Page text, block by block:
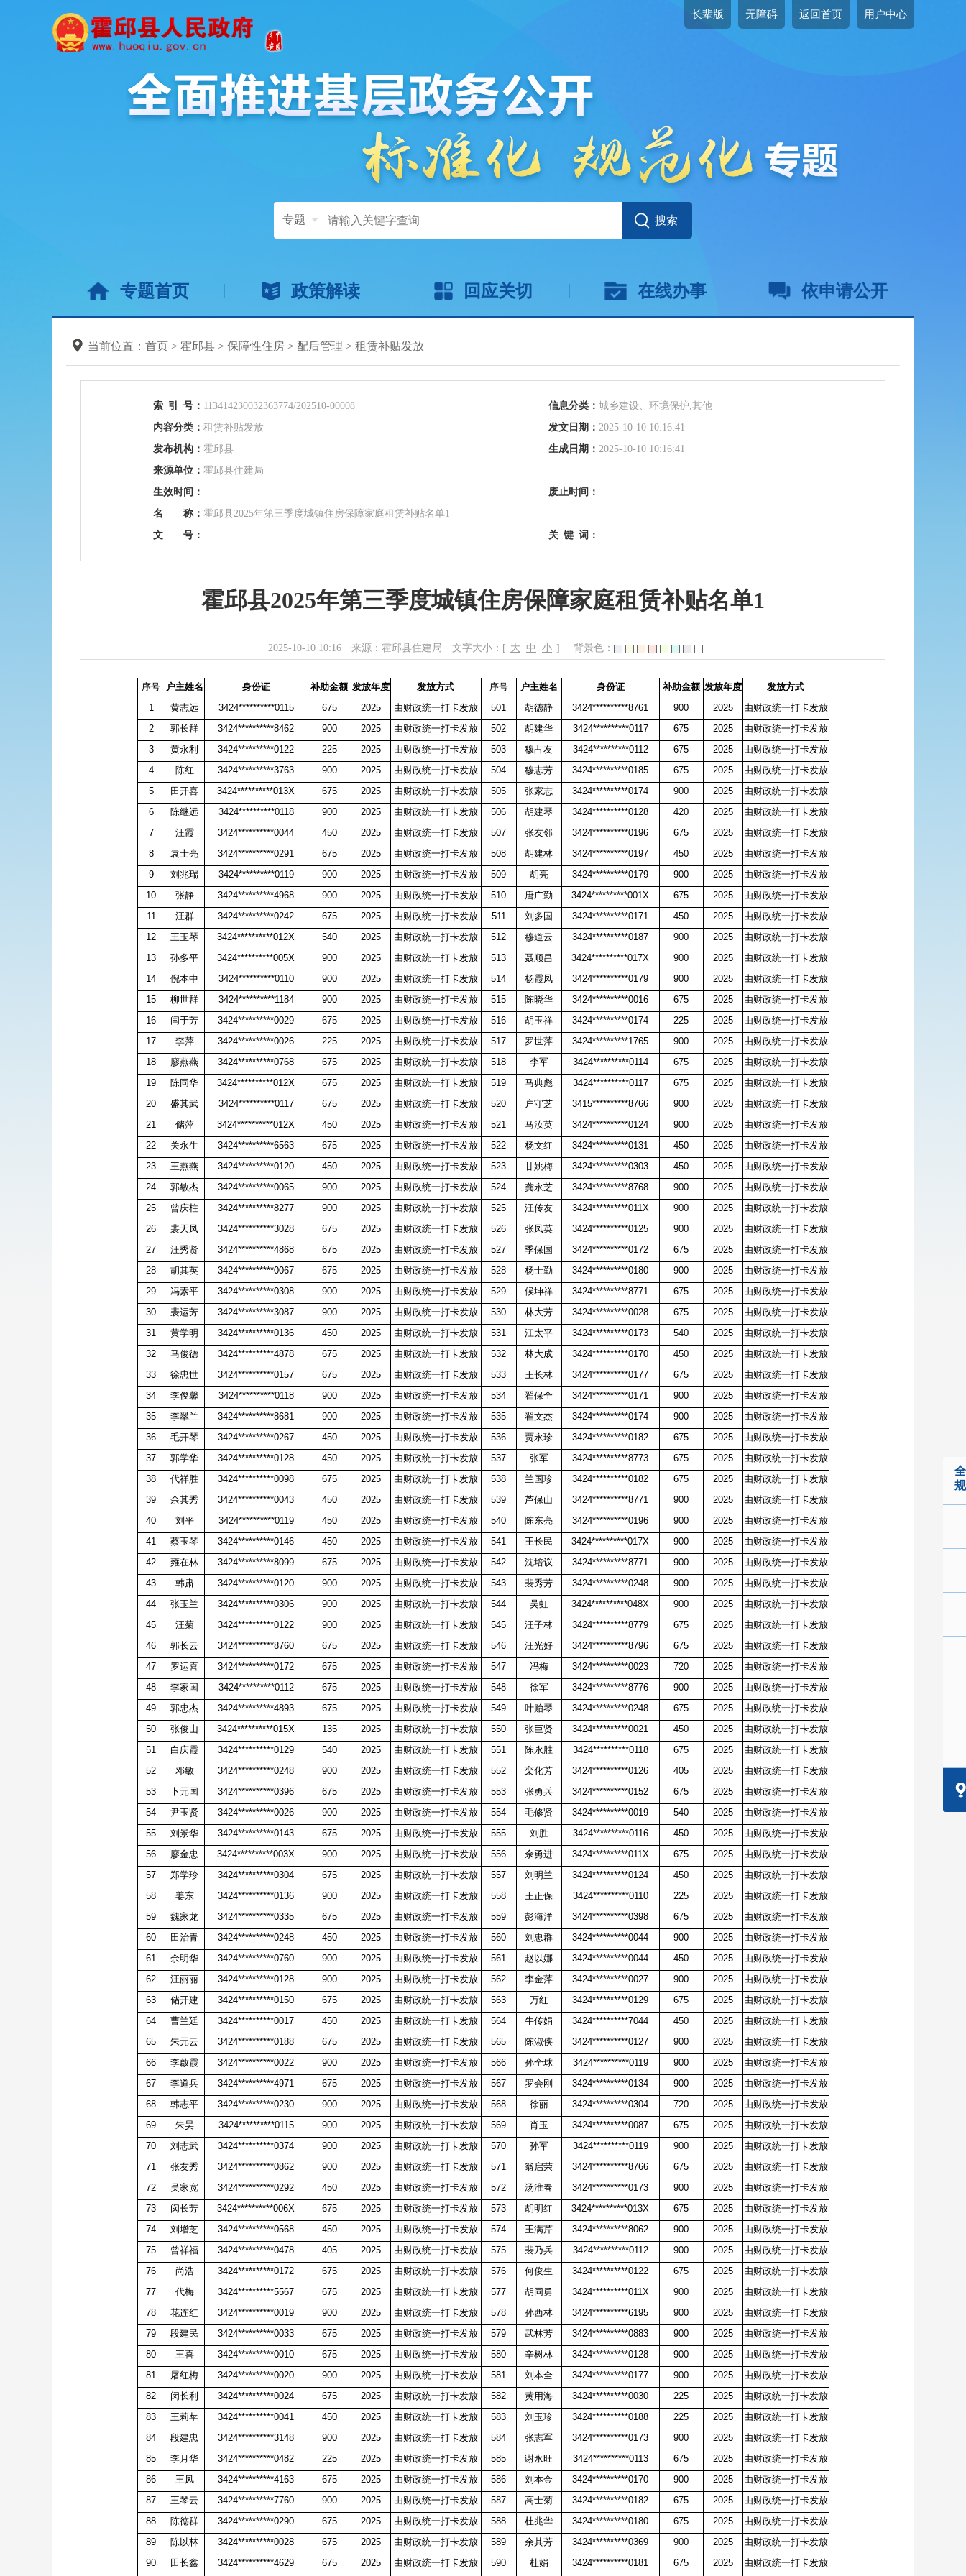
长辈版 无障碍 返回首页 用户中心
专题
专题首页 政策解读 回应关切 在线办事 依申请公开
当前位置： 首页 > 霍邱县 > 保障性住房 > 配后管理 > 租赁补贴发放
索 引 号： 113414230032363774/202510-00008 信息分类： 城乡建设、环境保护,其他
内容分类： 租赁补贴发放 发文日期： 2025-10-10 10:16:41
发布机构： 霍邱县 生成日期： 2025-10-10 10:16:41
来源单位： 霍邱县住建局
生效时间：
废止时间：
名 称： 霍邱县2025年第三季度城镇住房保障家庭租赁补贴名单1
文 号：
关 键 词：
霍邱县2025年第三季度城镇住房保障家庭租赁补贴名单1
2025-10-10 10:16 来源：霍邱县住建局 文字大小：[ 大 中 小 ] 背景色：
序号 户主姓名 身份证 补助金额 发放年度 发放方式 序号 户主姓名 身份证 补助金额 发放年度
发放方式
1
黄志远 3424**********0115 675 2025 由财政统一打卡发放 501 胡德静 3424**********8761 900 2025
由财政统一打卡发放
2
郭长群 3424**********8462 900 2025 由财政统一打卡发放 502 胡建华 3424**********0117 675 2025
由财政统一打卡发放
3
黄永利 3424**********0122 225 2025 由财政统一打卡发放 503 穆占友 3424**********0112 675 2025
由财政统一打卡发放
4
陈红 3424**********3763 900 2025 由财政统一打卡发放 504 穆志芳 3424**********0185 675 2025
由财政统一打卡发放
5
田开喜 3424**********013X 675 2025 由财政统一打卡发放 505 张家志 3424**********0174 900 2025
由财政统一打卡发放
6
陈继远 3424**********0118 900 2025 由财政统一打卡发放 506 胡建琴 3424**********0128 420 2025
由财政统一打卡发放
7
汪霞 3424**********0044 450 2025 由财政统一打卡发放 507 张友邻 3424**********0196 675 2025
由财政统一打卡发放
8
袁士亮 3424**********0291 675 2025 由财政统一打卡发放 508 胡建林 3424**********0197 450 2025
由财政统一打卡发放
9
刘兆瑞 3424**********0119 900 2025 由财政统一打卡发放 509 胡亮 3424**********0179 900 2025
由财政统一打卡发放
10
张静 3424**********4968 900 2025 由财政统一打卡发放 510 唐广勤 3424**********001X 675 2025
由财政统一打卡发放
11
汪群 3424**********0242 675 2025 由财政统一打卡发放 511 刘多国 3424**********0171 450 2025
由财政统一打卡发放
12
王玉琴 3424**********012X 540 2025 由财政统一打卡发放 512 穆道云 3424**********0187 900 2025
由财政统一打卡发放
13
孙多平 3424**********005X 900 2025 由财政统一打卡发放 513 聂顺昌 3424**********017X 900 2025
由财政统一打卡发放
14
倪本中 3424**********0110 900 2025 由财政统一打卡发放 514 杨霞凤 3424**********0179 900 2025
由财政统一打卡发放
15
柳世群 3424**********1184 900 2025 由财政统一打卡发放 515 陈晓华 3424**********0016 675 2025
由财政统一打卡发放
16
闫于芳 3424**********0029 675 2025 由财政统一打卡发放 516 胡玉祥 3424**********0174 225 2025
由财政统一打卡发放
17
李萍 3424**********0026 225 2025 由财政统一打卡发放 517 罗世萍 3424**********1765 900 2025
由财政统一打卡发放
18
廖燕燕 3424**********0768 675 2025 由财政统一打卡发放 518 李军 3424**********0114 675 2025
由财政统一打卡发放
19
陈同华 3424**********012X 675 2025 由财政统一打卡发放 519 马典彪 3424**********0117 675 2025
由财政统一打卡发放
20
盛其武 3424**********0117 675 2025 由财政统一打卡发放 520 户守芝 3415**********8766 900 2025
由财政统一打卡发放
21
储萍 3424**********012X 450 2025 由财政统一打卡发放 521 马汝英 3424**********0124 900 2025
由财政统一打卡发放
22
关永生 3424**********6563 675 2025 由财政统一打卡发放 522 杨文红 3424**********0131 450 2025
由财政统一打卡发放
23
王燕燕 3424**********0120 450 2025 由财政统一打卡发放 523 甘姚梅 3424**********0303 450 2025
由财政统一打卡发放
24
郭敏杰 3424**********0065 900 2025 由财政统一打卡发放 524 龚永芝 3424**********8768 900 2025
由财政统一打卡发放
25
曾庆柱 3424**********8277 900 2025 由财政统一打卡发放 525 汪传友 3424**********011X 900 2025
由财政统一打卡发放
26
裴天凤 3424**********3028 675 2025 由财政统一打卡发放 526 张凤英 3424**********0125 900 2025
由财政统一打卡发放
27
汪秀贤 3424**********4868 675 2025 由财政统一打卡发放 527 季保国 3424**********0172 675 2025
由财政统一打卡发放
28
胡其英 3424**********0067 675 2025 由财政统一打卡发放 528 杨士勤 3424**********0180 900 2025
由财政统一打卡发放
29
冯素平 3424**********0308 900 2025 由财政统一打卡发放 529 候坤祥 3424**********8771 675 2025
由财政统一打卡发放
30
裴运芳 3424**********3087 900 2025 由财政统一打卡发放 530 林大芳 3424**********0028 675 2025
由财政统一打卡发放
31
黄学明 3424**********0136 450 2025 由财政统一打卡发放 531 江太平 3424**********0173 540 2025
由财政统一打卡发放
32
马俊德 3424**********4878 675 2025 由财政统一打卡发放 532 林大成 3424**********0170 450 2025
由财政统一打卡发放
33
徐忠世 3424**********0157 675 2025 由财政统一打卡发放 533 王长林 3424**********0177 675 2025
由财政统一打卡发放
34
李俊馨 3424**********0118 900 2025 由财政统一打卡发放 534 翟保全 3424**********0171 900 2025
由财政统一打卡发放
35
李翠兰 3424**********8681 900 2025 由财政统一打卡发放 535 翟文杰 3424**********0174 900 2025
由财政统一打卡发放
36
毛开琴 3424**********0267 450 2025 由财政统一打卡发放 536 贾永珍 3424**********0182 675 2025
由财政统一打卡发放
37
郭学华 3424**********0128 450 2025 由财政统一打卡发放 537 张军 3424**********8773 675 2025
由财政统一打卡发放
38
代祥胜 3424**********0098 675 2025 由财政统一打卡发放 538 兰国珍 3424**********0182 675 2025
由财政统一打卡发放
39
余其秀 3424**********0043 450 2025 由财政统一打卡发放 539 芦保山 3424**********8771 900 2025
由财政统一打卡发放
40
刘平 3424**********0119 450 2025 由财政统一打卡发放 540 陈东亮 3424**********0196 900 2025
由财政统一打卡发放
41
蔡玉琴 3424**********0146 450 2025 由财政统一打卡发放 541 王长民 3424**********017X 900 2025
由财政统一打卡发放
42
雍在林 3424**********8099 675 2025 由财政统一打卡发放 542 沈培议 3424**********8771 900 2025
由财政统一打卡发放
43
韩肃 3424**********0120 900 2025 由财政统一打卡发放 543 裴秀芳 3424**********0248 900 2025
由财政统一打卡发放
44
张玉兰 3424**********0306 900 2025 由财政统一打卡发放 544 吴虹 3424**********048X 900 2025
由财政统一打卡发放
45
汪菊 3424**********0122 900 2025 由财政统一打卡发放 545 汪子林 3424**********8779 675 2025
由财政统一打卡发放
46
郭长云 3424**********8760 675 2025 由财政统一打卡发放 546 汪光好 3424**********8796 675 2025
由财政统一打卡发放
47
罗运喜 3424**********0172 675 2025 由财政统一打卡发放 547 冯梅 3424**********0023 720 2025
由财政统一打卡发放
48
李家国 3424**********0112 675 2025 由财政统一打卡发放 548 徐军 3424**********8776 900 2025
由财政统一打卡发放
49
郭忠杰 3424**********4893 675 2025 由财政统一打卡发放 549 叶贻琴 3424**********0248 675 2025
由财政统一打卡发放
50
张俊山 3424**********015X 135 2025 由财政统一打卡发放 550 张巨贤 3424**********0021 450 2025
由财政统一打卡发放
51
白庆霞 3424**********0129 540 2025 由财政统一打卡发放 551 陈永胜 3424**********0118 675 2025
由财政统一打卡发放
52
邓敏 3424**********0248 900 2025 由财政统一打卡发放 552 栾化芳 3424**********0126 405 2025
由财政统一打卡发放
53
卜元国 3424**********0396 675 2025 由财政统一打卡发放 553 张勇兵 3424**********0152 675 2025
由财政统一打卡发放
54
尹玉贤 3424**********0026 900 2025 由财政统一打卡发放 554 毛修贤 3424**********0019 540 2025
由财政统一打卡发放
55
刘景华 3424**********0143 675 2025 由财政统一打卡发放 555 刘胜 3424**********0116 450 2025
由财政统一打卡发放
56
廖金忠 3424**********003X 900 2025 由财政统一打卡发放 556 佘勇进 3424**********011X 675 2025
由财政统一打卡发放
57
郑学珍 3424**********0304 675 2025 由财政统一打卡发放 557 刘明兰 3424**********0124 450 2025
由财政统一打卡发放
58
姜东 3424**********0136 900 2025 由财政统一打卡发放 558 王正保 3424**********0110 225 2025
由财政统一打卡发放
59
魏家龙 3424**********0335 675 2025 由财政统一打卡发放 559 彭海洋 3424**********0398 675 2025
由财政统一打卡发放
60
田治青 3424**********0248 450 2025 由财政统一打卡发放 560 刘忠群 3424**********0044 900 2025
由财政统一打卡发放
61
余明华 3424**********0760 900 2025 由财政统一打卡发放 561 赵以娜 3424**********0044 450 2025
由财政统一打卡发放
62
汪丽丽 3424**********0128 900 2025 由财政统一打卡发放 562 李金萍 3424**********0027 900 2025
由财政统一打卡发放
63
储开建 3424**********0150 675 2025 由财政统一打卡发放 563 万红 3424**********0129 675 2025
由财政统一打卡发放
64
曹兰廷 3424**********0017 450 2025 由财政统一打卡发放 564 牛传娟 3424**********7044 450 2025
由财政统一打卡发放
65
朱元云 3424**********0188 675 2025 由财政统一打卡发放 565 陈淑侠 3424**********0127 900 2025
由财政统一打卡发放
66
李啟霞 3424**********0022 900 2025 由财政统一打卡发放 566 孙全球 3424**********0119 900 2025
由财政统一打卡发放
67
李道兵 3424**********4971 675 2025 由财政统一打卡发放 567 罗会刚 3424**********0134 900 2025
由财政统一打卡发放
68
韩志平 3424**********0230 900 2025 由财政统一打卡发放 568 徐丽 3424**********0304 720 2025
由财政统一打卡发放
69
朱昊 3424**********0115 900 2025 由财政统一打卡发放 569 肖玉 3424**********0087 675 2025
由财政统一打卡发放
70
刘志武 3424**********0374 900 2025 由财政统一打卡发放 570 孙军 3424**********0119 900 2025
由财政统一打卡发放
71
张友秀 3424**********0862 900 2025 由财政统一打卡发放 571 翁启荣 3424**********8766 675 2025
由财政统一打卡发放
72
吴家宽 3424**********0292 450 2025 由财政统一打卡发放 572 汤淮春 3424**********0173 900 2025
由财政统一打卡发放
73
闵长芳 3424**********006X 675 2025 由财政统一打卡发放 573 胡明红 3424**********013X 675 2025
由财政统一打卡发放
74
刘增芝 3424**********0568 450 2025 由财政统一打卡发放 574 王满芹 3424**********8062 900 2025
由财政统一打卡发放
75
曾祥福 3424**********0478 405 2025 由财政统一打卡发放 575 裴乃兵 3424**********0112 900 2025
由财政统一打卡发放
76
尚浩 3424**********0172 675 2025 由财政统一打卡发放 576 何俊生 3424**********0122 675 2025
由财政统一打卡发放
77
代梅 3424**********5567 675 2025 由财政统一打卡发放 577 胡同勇 3424**********011X 900 2025
由财政统一打卡发放
78
花连红 3424**********0019 900 2025 由财政统一打卡发放 578 孙西林 3424**********6195 900 2025
由财政统一打卡发放
79
段建民 3424**********0033 675 2025 由财政统一打卡发放 579 武林芳 3424**********0883 900 2025
由财政统一打卡发放
80
王喜 3424**********0010 675 2025 由财政统一打卡发放 580 辛树林 3424**********0128 900 2025
由财政统一打卡发放
81
屠红梅 3424**********0020 900 2025 由财政统一打卡发放 581 刘本全 3424**********0177 900 2025
由财政统一打卡发放
82
闵长利 3424**********0024 675 2025 由财政统一打卡发放 582 黄用海 3424**********0030 225 2025
由财政统一打卡发放
83
王莉苹 3424**********0041 450 2025 由财政统一打卡发放 583 刘玉珍 3424**********0188 225 2025
由财政统一打卡发放
84
段建忠 3424**********3148 900 2025 由财政统一打卡发放 584 张志军 3424**********0173 900 2025
由财政统一打卡发放
85
李月华 3424**********0482 225 2025 由财政统一打卡发放 585 谢永旺 3424**********0113 675 2025
由财政统一打卡发放
86
王凤 3424**********4163 675 2025 由财政统一打卡发放 586 刘本金 3424**********0170 900 2025
由财政统一打卡发放
87
王琴云 3424**********7760 900 2025 由财政统一打卡发放 587 高士菊 3424**********0182 675 2025
由财政统一打卡发放
88
陈德群 3424**********0290 675 2025 由财政统一打卡发放 588 杜兆华 3424**********0180 675 2025
由财政统一打卡发放
89
陈以林 3424**********0028 675 2025 由财政统一打卡发放 589 余其芳 3424**********0369 900 2025
由财政统一打卡发放
90
田长鑫 3424**********4629 675 2025 由财政统一打卡发放 590 杜娟 3424**********0181 675 2025 由财政统一打卡发放